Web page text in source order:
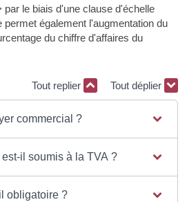
le biais d'une clause d'échelle
permet également l'augmentation du
du chiffre d'affaires du
Tout replier Tout déplier
commercial ?
il soumis à la TVA ?
obligatoire ?